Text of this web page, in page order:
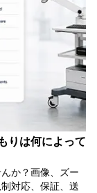
りは何によって
か？画像、ズー
対応、保証、送